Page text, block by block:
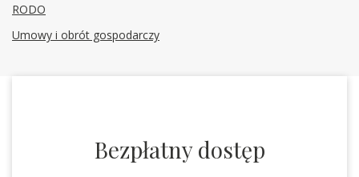
RODO
Umowy i obrót gospodarczy
Bezpłatny dostęp